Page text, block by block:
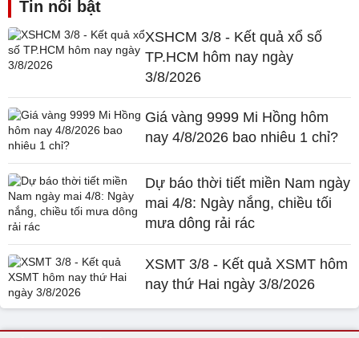
Tin nổi bật
XSHCM 3/8 - Kết quả xổ số
TP.HCM hôm nay ngày
3/8/2026
Giá vàng 9999 Mi Hồng hôm
nay 4/8/2026 bao nhiêu 1 chỉ?
Dự báo thời tiết miền Nam ngày
mai 4/8: Ngày nắng, chiều tối
mưa dông rải rác
XSMT 3/8 - Kết quả XSMT hôm
nay thứ Hai ngày 3/8/2026